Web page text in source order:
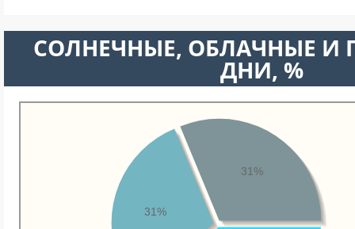
CОЛНЕЧНЫЕ, ОБЛАЧНЫЕ И
ДНИ, %
31%
31%